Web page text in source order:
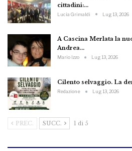
cittadini:…
Lucia Grimaldi Lug 13, 2026
A Cascina Merlata la
Andrea…
Mario Izzo Lug 13, 2026
Cilento selvaggio. La
Redazione Lug 13, 2026
PREC. SUCC. 1 di 5